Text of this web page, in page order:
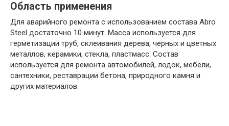
Область применения
Для аварийного ремонта с использованием состава Abro
Steel достаточно 10 минут. Масса используется для
герметизации труб, склеивания дерева, черных и цветных
металлов, керамики, стекла, пластмасс. Состав
используется для ремонта автомобилей, лодок, мебели,
сантехники, реставрации бетона, природного камня и
других материалов.